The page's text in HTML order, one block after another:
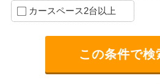
カースペース2台以上